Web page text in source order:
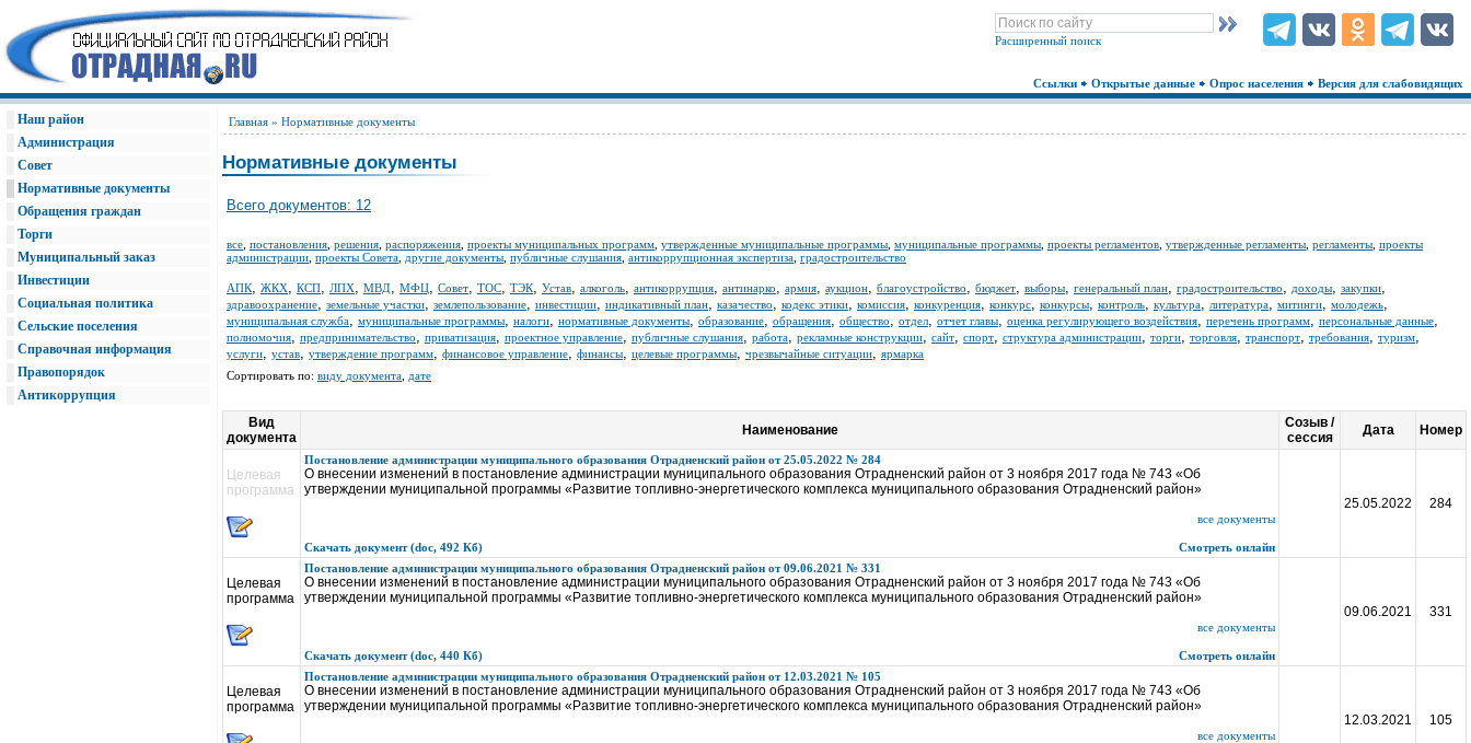
Расширенный поиск
Ссылки Открытые данные Опрос населения Версия для слабовидящих
Наш район
Администрация
Совет
Нормативные документы
Обращения граждан
Торги
Муниципальный заказ
Инвестиции
Социальная политика
Сельские поселения
Справочная информация
Правопорядок
Антикоррупция
Главная » Нормативные документы
Нормативные документы
Всего документов: 12
все постановления решения распоряжения проекты муниципальных программ утвержденные муниципальные программы муниципальные программы проекты регламентов утвержденные регламенты регламенты проекты
администрации проекты Совета другие документы публичные слушания антикоррупционная экспертиза градостроительство
АПК, ЖКХ, КСП, ЛПХ, МВД, МФЦ, Совет, ТОС, ТЭК, Устав, алкоголь, антикоррупция, антинарко, армия, аукцион, благоустройство, бюджет, выборы, генеральный план, градостроительство, доходы, закупки,
здравоохранение, земельные участки, землепользование, инвестиции, индикативный план, казачество, кодекс этики, комиссия, конкуренция, конкурс, конкурсы, контроль, культура, литература, митинги, молодежь,
муниципальная служба, муниципальные программы, налоги, нормативные документы, образование, обращения, общество, отдел, отчет главы, оценка регулирующего воздействия, перечень программ, персональные данные,
полномочия, предпринимательство, приватизация, проектное управление, публичные слушания, работа, рекламные конструкции, сайт, спорт, структура администрации, торги, торговля, транспорт, требования, туризм,
услуги, устав, утверждение программ, финансовое управление, финансы, целевые программы, чрезвычайные ситуации, ярмарка
Сортировать по: виду документа дате
Вид
документа
Наименование
Созыв /
сессия
Дата Номер
Целевая
программа
Постановление администрации муниципального образования Отрадненский район от 25.05.2022 № 284
О внесении изменений в постановление администрации муниципального образования Отрадненский район от 3 ноября 2017 года № 743 «Об
утверждении муниципальной программы «Развитие топливно-энергетического комплекса муниципального образования Отрадненский район»
все документы
Скачать документ (doc, 492 Кб) Смотреть онлайн
25.05.2022 284
Целевая
программа
Постановление администрации муниципального образования Отрадненский район от 09.06.2021 № 331
О внесении изменений в постановление администрации муниципального образования Отрадненский район от 3 ноября 2017 года № 743 «Об
утверждении муниципальной программы «Развитие топливно-энергетического комплекса муниципального образования Отрадненский район»
все документы
Скачать документ (doc, 440 Кб) Смотреть онлайн
09.06.2021 331
Целевая
программа
Постановление администрации муниципального образования Отрадненский район от 12.03.2021 № 105
О внесении изменений в постановление администрации муниципального образования Отрадненский район от 3 ноября 2017 года № 743 «Об
утверждении муниципальной программы «Развитие топливно-энергетического комплекса муниципального образования Отрадненский район»
все документы
12.03.2021 105